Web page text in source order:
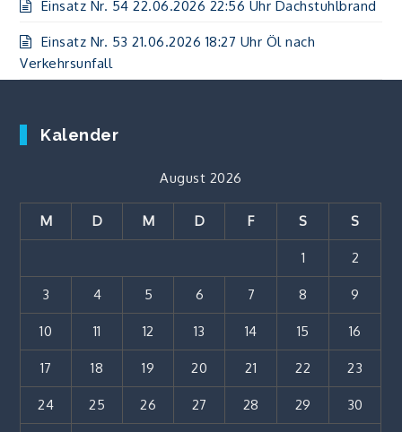
Einsatz Nr. 54 22.06.2026 22:56 Uhr Dachstuhlbrand
Einsatz Nr. 53 21.06.2026 18:27 Uhr Öl nach
Verkehrsunfall
Kalender
August 2026
M D M D F S S
1 2
3 4 5 6 7 8 9
10 11 12 13 14 15 16
17 18 19 20 21 22 23
24 25 26 27 28 29 30